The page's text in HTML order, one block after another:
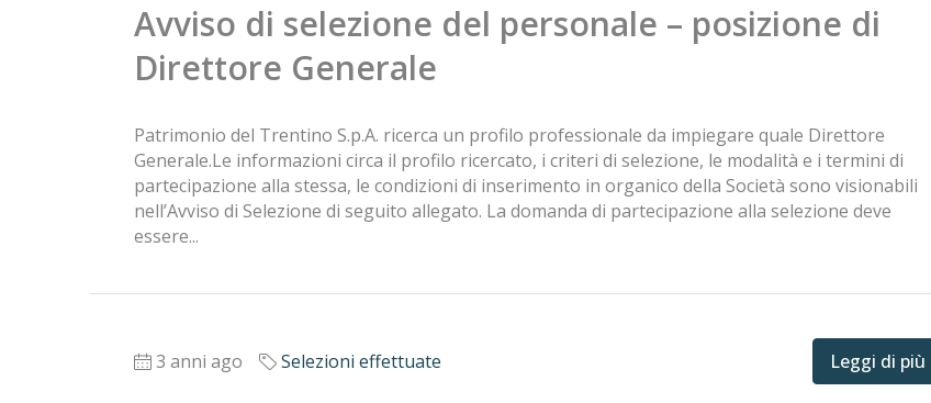
Avviso di selezione del personale – posizione di
Direttore Generale
Patrimonio del Trentino S.p.A. ricerca un profilo professionale da impiegare quale Direttore
Generale.Le informazioni circa il profilo ricercato, i criteri di selezione, le modalità e i termini di
partecipazione alla stessa, le condizioni di inserimento in organico della Società sono visionabili
nell’Avviso di Selezione di seguito allegato. La domanda di partecipazione alla selezione deve
essere...
3 anni ago Selezioni effettuate Leggi di più